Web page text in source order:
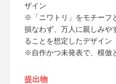
ザイン
※「ニワトリ」をモチーフ
損なわず、万人に親しみや
ることを想定したデザイン
※自作かつ未発表で、模倣
提出物